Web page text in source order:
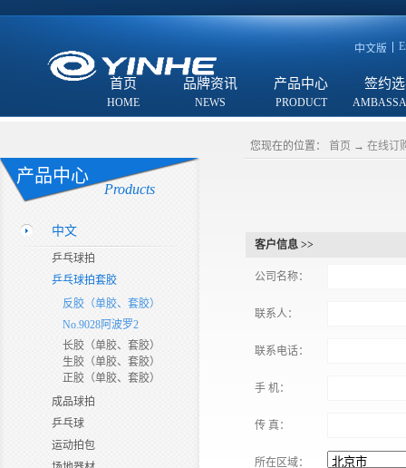
中文版
首页 品牌资讯 产品中心 签约
产品中心
Products
中文
乒乓球拍
乒乓球拍套胶
反胶（单胶、套胶）
No.9028阿波罗2
长胶（单胶、套胶）
生胶（单胶、套胶）
正胶（单胶、套胶）
成品球拍
乒乓球
运动拍包
您现在的位置： 首页 → 在线订
客户信息 >>
公司名称：
联系人：
联系电话：
手 机：
传 真：
所在区域：